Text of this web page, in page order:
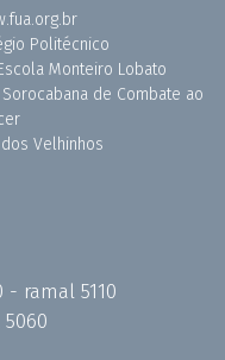
Politécnico
Monteiro Lobato
Sorocabana de Combate ao
Velhinhos
- ramal 5110
5060